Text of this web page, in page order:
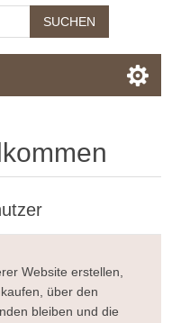
Website erstellen,
über den
bleiben und die